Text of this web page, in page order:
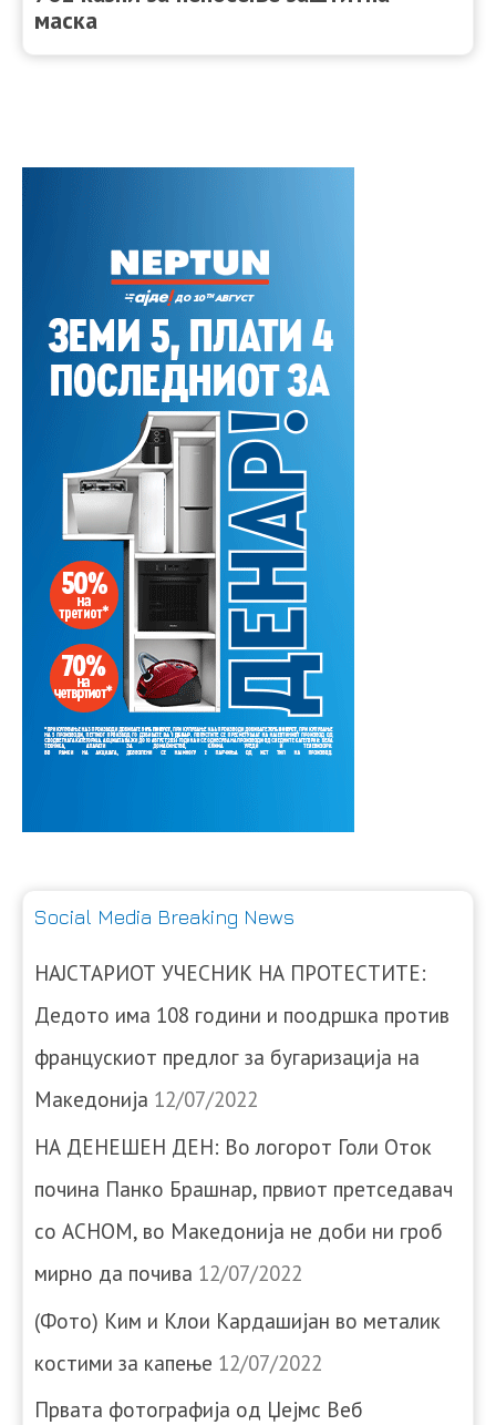
маска
Social Media Breaking News
НАЈСТАРИОТ УЧЕСНИК НА ПРОТЕСТИТЕ:
Дедото има 108 години и поодршка против
францускиот предлог за бугаризација на
Македонија 12/07/2022
НА ДЕНЕШЕН ДЕН: Во логорот Голи Оток
почина Панко Брашнар, првиот претседавач
со АСНОМ, во Македонија не доби ни гроб
мирно да почива 12/07/2022
(Фото) Ким и Клои Кардашијан во металик
костими за капење 12/07/2022
Првата фотографија од Џејмс Веб